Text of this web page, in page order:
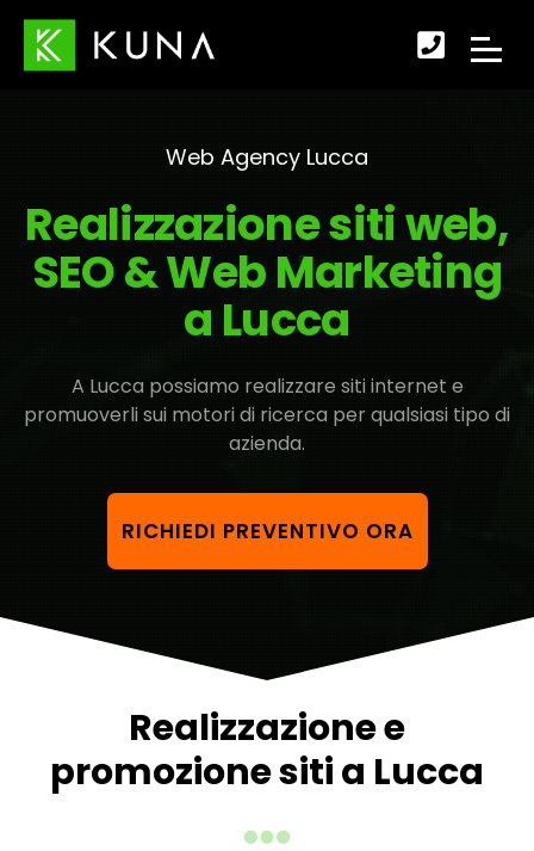
per
APRI
DI
Web Agency Lucca
Realizzazione siti web,
SEO & Web Marketing
a Lucca
A Lucca possiamo realizzare siti internet e
promuoverli sui motori di ricerca per qualsiasi tipo di
azienda.
RICHIEDI PREVENTIVO ORA
Realizzazione e
promozione siti a Lucca